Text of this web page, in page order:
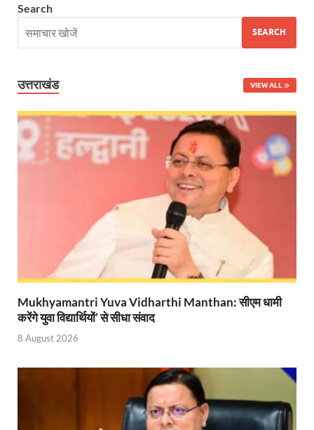
UP Budget 2026: आवास एवं शहरी नियोजन के लिए
Guskhor Pandit: घूसखोर पंडत’ फिल्म के निर्देशक व
YEIDA Emerges: यीडा बना मेडिकल डिवाइस
House of Himalayas: हाउस आफ हिमालयाज बिक्री
Star Infomatic: बजट 2026–27 से भारत की डिजिटल
Benefits of Peanuts: सर्दियों में कितनी मूंगफली एक दिन में
Sapne Me Aag Dekhna: सपने में आग देखना का मतलब
Budget Day: वित्त मंत्री निर्मला सीतारमण वाराणसी और
Budget 2026: वित्त मंत्री निर्मला सीतारमण पेश कर रही
Bastar Story: बस्तर में लोकतंत्र की नई सुबह 47 गांवों में
UP Deputy CM KP Maurya: प्रयागराज पहुंचे डिप्टी
Search
SEARCH
उत्तराखंड VIEW ALL
Mukhyamantri Yuva Vidharthi Manthan: सीएम धामी
करेंगे युवा विद्यार्थियों’ से सीधा संवाद
8 August 2026